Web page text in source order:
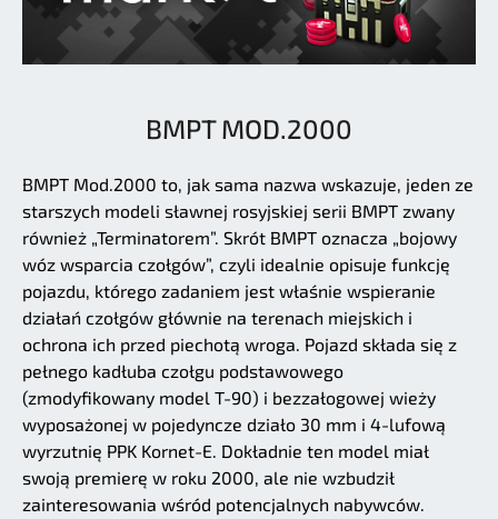
BMPT MOD.2000
BMPT Mod.2000 to, jak sama nazwa wskazuje, jeden ze
starszych modeli sławnej rosyjskiej serii BMPT zwany
również „Terminatorem”. Skrót BMPT oznacza „bojowy
wóz wsparcia czołgów”, czyli idealnie opisuje funkcję
pojazdu, którego zadaniem jest właśnie wspieranie
działań czołgów głównie na terenach miejskich i
ochrona ich przed piechotą wroga. Pojazd składa się z
pełnego kadłuba czołgu podstawowego
(zmodyfikowany model T-90) i bezzałogowej wieży
wyposażonej w pojedyncze działo 30 mm i 4-lufową
wyrzutnię PPK Kornet-E. Dokładnie ten model miał
swoją premierę w roku 2000, ale nie wzbudził
zainteresowania wśród potencjalnych nabywców.